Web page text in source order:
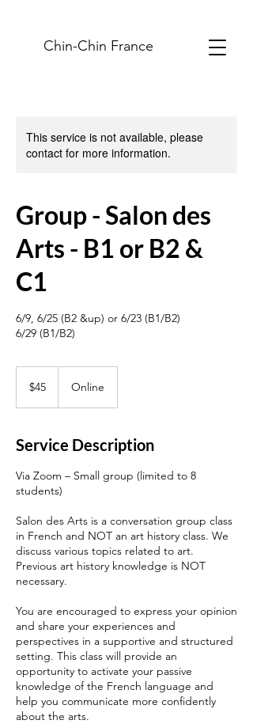
Chin-Chin France
This service is not available, please
contact for more information.
Group - Salon des
Arts - B1 or B2 &
C1
6/9, 6/25 (B2 &up) or 6/23 (B1/B2)
6/29 (B1/B2)
$45 Online
Service Description
Via Zoom – Small group (limited to 8
students)
Salon des Arts is a conversation group class
in French and NOT an art history class. We
discuss various topics related to art.
Previous art history knowledge is NOT
necessary.
You are encouraged to express your opinion
and share your experiences and
perspectives in a supportive and structured
setting. This class will provide an
opportunity to activate your passive
knowledge of the French language and
help you communicate more confidently
about the arts.